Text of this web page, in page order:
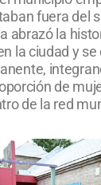
fuera del
abrazó la
la ciudad y
de
de la red